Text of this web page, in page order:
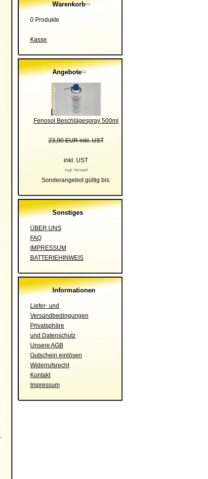
Warenkorb
0 Produkte
Kasse
Angebote
Fenosol Beschlägespray 500ml
23,90 EUR inkl. UST
inkl. UST
zzgl. Versand
Sonderangebot gültig bis:
Sonstiges
ÜBER UNS
FAQ
IMPRESSUM
BATTERIEHINWEIS
Informationen
Liefer- und
Versandbedingungen
Privatsphäre
und Datenschutz
Unsere AGB
Gutschein einlösen
Widerrufsrecht
Kontakt
Impressum